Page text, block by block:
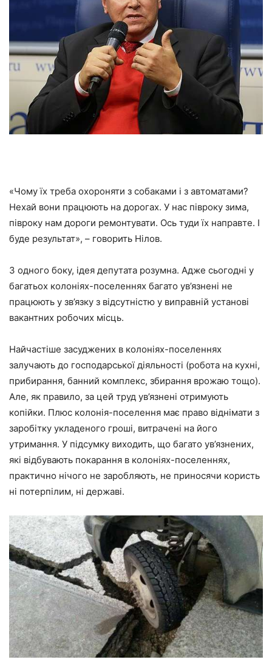
«Чому їх треба охороняти з собаками і з автоматами?
Нехай вони працюють на дорогах. У нас півроку зима,
півроку нам дороги ремонтувати. Ось туди їх направте. І
буде результат», – говорить Нілов.
З одного боку, ідея депутата розумна. Адже сьогодні у
багатьох колоніях-поселеннях багато ув’язнені не
працюють у зв’язку з відсутністю у виправній установі
вакантних робочих місць.
Найчастіше засуджених в колоніях-поселеннях
залучають до господарської діяльності (робота на кухні,
прибирання, банний комплекс, збирання врожаю тощо).
Але, як правило, за цей труд ув’язнені отримують
копійки. Плюс колонія-поселення має право віднімати з
заробітку укладеного гроші, витрачені на його
утримання. У підсумку виходить, що багато ув’язнених,
які відбувають покарання в колоніях-поселеннях,
практично нічого не заробляють, не приносячи користь
ні потерпілим, ні державі.